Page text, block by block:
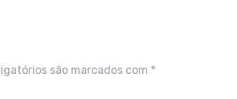
são marcados com *